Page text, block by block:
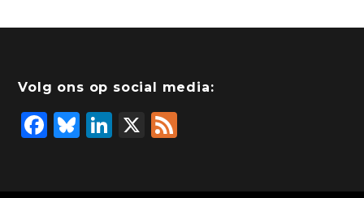
Volg ons op social media:
F
Bl
Li X